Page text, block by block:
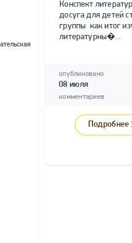
Конспект
досуга для детей
группы как итог
литературны�..
опубликовано
08 июля
комментариев
Подробнее